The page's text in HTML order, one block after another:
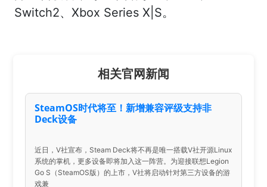
Switch2、Xbox Series X|S。
相关官网新闻
SteamOS时代将至！新增兼容评级支持非
Deck设备
近日，V社宣布，Steam Deck将不再是唯一搭载V社开源Linux
系统的掌机，更多设备即将加入这一阵营。为迎接联想Legion
Go S（SteamOS版）的上市，V社将启动针对第三方设备的游
戏兼